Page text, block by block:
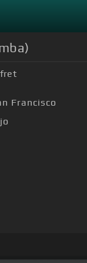
fret
Francisco